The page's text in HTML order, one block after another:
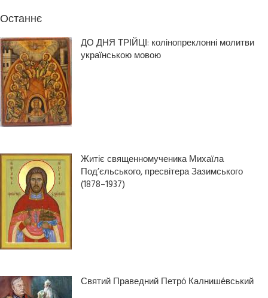
Останнє
ДО ДНЯ ТРІЙЦІ: колінопреклонні молитви
українською мовою
Житіє священномученика Михаїла
Под’єльського, пресвітера Зазимського
(1878–1937)
Святий Праведний Петро́ Калнише́вський